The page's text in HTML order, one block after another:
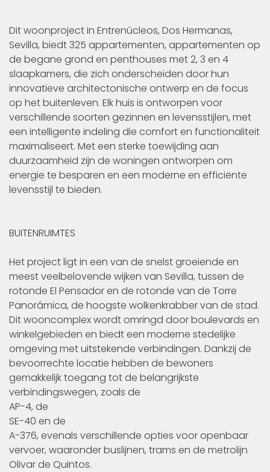
Dit woonproject in Entrenúcleos, Dos Hermanas,
Sevilla, biedt 325 appartementen, appartementen op
de begane grond en penthouses met 2, 3 en 4
slaapkamers, die zich onderscheiden door hun
innovatieve architectonische ontwerp en de focus
op het buitenleven. Elk huis is ontworpen voor
verschillende soorten gezinnen en levensstijlen, met
een intelligente indeling die comfort en functionaliteit
maximaliseert. Met een sterke toewijding aan
duurzaamheid zijn de woningen ontworpen om
energie te besparen en een moderne en efficiënte
levensstijl te bieden.
BUITENRUIMTES
Het project ligt in een van de snelst groeiende en
meest veelbelovende wijken van Sevilla, tussen de
rotonde El Pensador en de rotonde van de Torre
Panorámica, de hoogste wolkenkrabber van de stad.
Dit wooncomplex wordt omringd door boulevards en
winkelgebieden en biedt een moderne stedelijke
omgeving met uitstekende verbindingen. Dankzij de
bevoorrechte locatie hebben de bewoners
gemakkelijk toegang tot de belangrijkste
verbindingswegen, zoals de
AP-4, de
SE-40 en de
A-376, evenals verschillende opties voor openbaar
vervoer, waaronder buslijnen, trams en de metrolijn
Olivar de Quintos.